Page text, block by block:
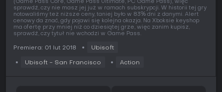
(Game Pass Core, Game Pass Ultimate, PC Game Pass), więc
sprawdź, czy nie masz jej już w ramach subskrypcji. W historii tej gry
notowaliśmy też niższe ceny, taniej było w 83% dni z danymi. Alert
cenowy da znać, gdy pojawi się kolejna okazja. Na Xboksie keyshop
ma ofertę przy mniej niż co dziesiątej grze, więc zanim kupisz,
sprawdź, czy tytuł nie wchodzi w Game Pass.
Premiera: 01 lut 2018 Ubisoft
Ubisoft - San Francisco Action